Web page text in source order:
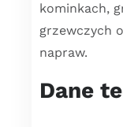
kominkach,
grzewczych
napraw.
Dane